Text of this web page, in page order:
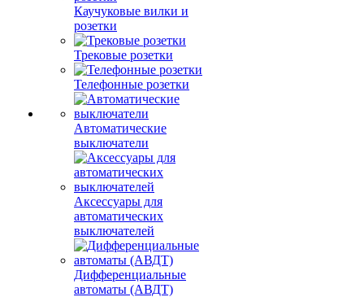
Каучуковые вилки и
розетки
Трековые розетки
Телефонные розетки
Автоматические
выключатели
Аксессуары для
автоматических
выключателей
Дифференциальные
автоматы (АВДТ)